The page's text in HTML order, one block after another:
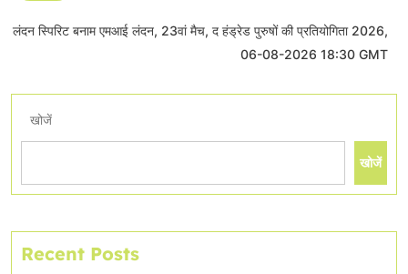
लंदन स्पिरिट बनाम एमआई लंदन, 23वां मैच, द हंड्रेड पुरुषों की प्रतियोगिता 2026,
06-08-2026 18:30 GMT
खोजें
खोजें
Recent Posts